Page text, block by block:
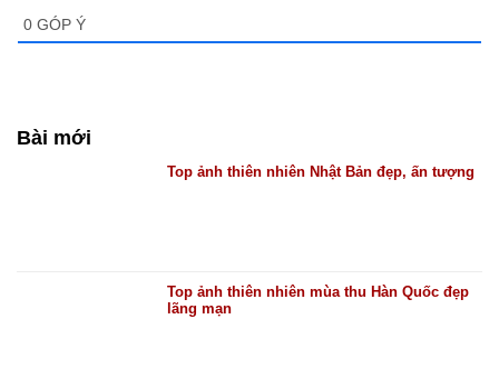
0 GÓP Ý
Bài mới
Top ảnh thiên nhiên Nhật Bản đẹp, ấn tượng
Top ảnh thiên nhiên mùa thu Hàn Quốc đẹp
lãng mạn